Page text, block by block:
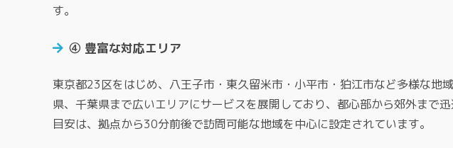
す。
④ 豊富な対応エリア
東京都23区をはじめ、八王子市・東久留米市・小平市・狛江市など多様な地
県、千葉県まで広いエリアにサービスを展開しており、都心部から郊外まで
目安は、拠点から30分前後で訪問可能な地域を中心に設定されています。